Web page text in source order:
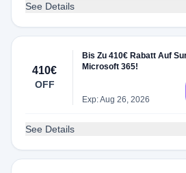
See Details
410€
OFF
Bis Zu 410€ Rabatt Auf
Microsoft 365!
Exp: Aug 26, 2026
See Details